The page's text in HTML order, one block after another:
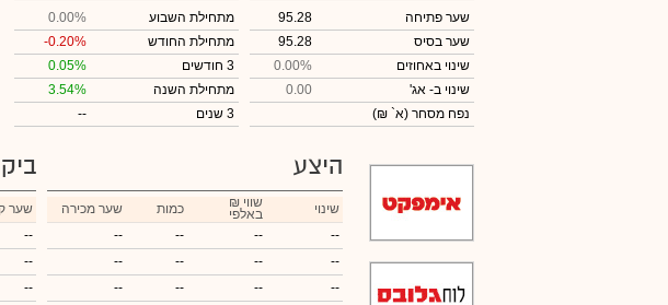
שער פתיחה
95.28
שער בסיס
95.28
שינוי באחוזים
0.00%
שינוי ב- אג'
0.00
נפח מסחר (א` ₪)
מתחילת השבוע
0.00%
מתחילת החודש
-0.20%
3 חודשים
0.05%
מתחילת השנה
3.54%
3 שנים
--
היצע
שינוי ₪ שווי
באלפי כמות
שער מכירה
--
--
--
--
--
--
--
--
--
--
--
--
שער
--
--
--